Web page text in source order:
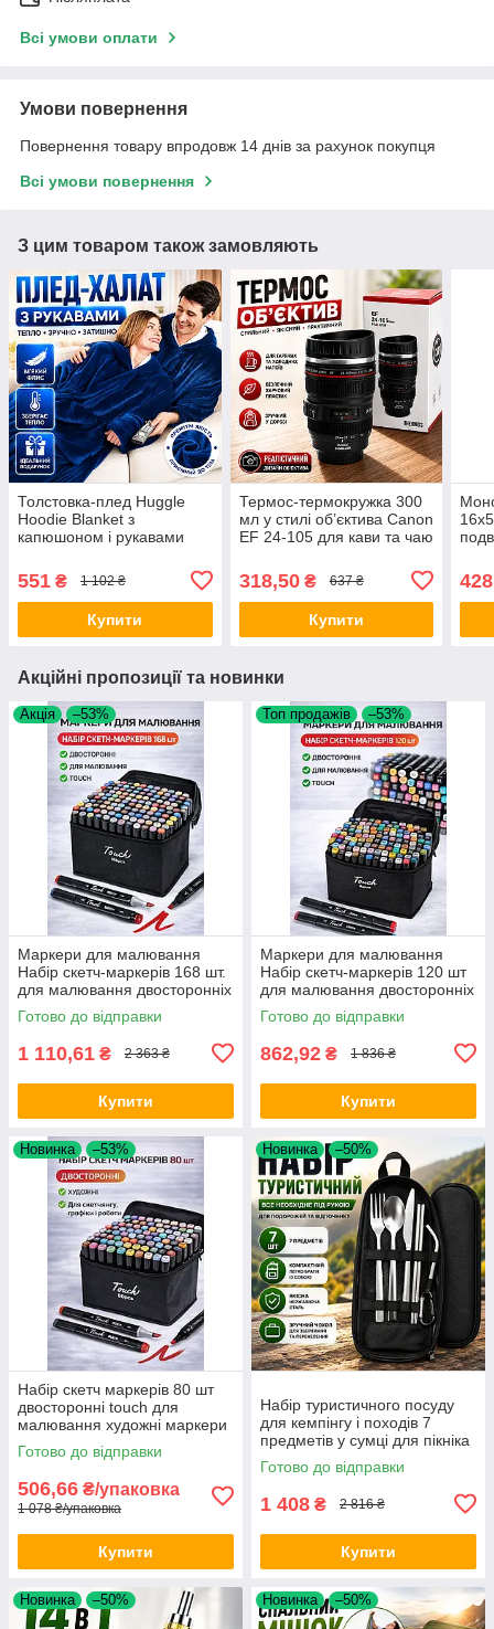
Всі умови оплати
Умови повернення
Повернення товару впродовж 14 днів за рахунок покупця
Всі умови повернення
З цим товаром також замовляють
Толстовка-плед Huggle
Hoodie Blanket з
капюшоном і рукавами
оверсайз домашній халат-
плед для дому
551 ₴ 1 102 ₴
Купити
Термос-термокружка 300
мл у стилі об’єктива Canon
EF 24-105 для кави та чаю
сталі компактна
термочашка Opt
318,50₴ 637 ₴
Купити
Акційні пропозиції та новинки
Акція –53%
Маркери для малювання
Набір скетч-маркерів 168 шт.
для малювання двосторонніх
touch Opt City
Готово до відправки
1 110,61 ₴ 2 363 ₴
Купити
Топ продажів –53%
Маркери для малювання
Набір скетч-маркерів 120 шт
для малювання двосторонніх
touch Opt City
Готово до відправки
862,92 ₴ 1 836 ₴
Купити
Новинка –53%
Набір скетч маркерів 80 шт
двосторонні touch для
малювання художні маркери
для скетчингу графіки і
роботи Opt City
Готово до відправки
506,66 ₴/упаковка
1 078 ₴/упаковка
Купити
Новинка –50%
Набір туристичного посуду
для кемпінгу і походів 7
предметів у сумці для пікніка
та відпочинку на природі Opt
City
Готово до відправки
1 408 ₴ 2 816 ₴
Купити
Новинка –50% Новинка –50%